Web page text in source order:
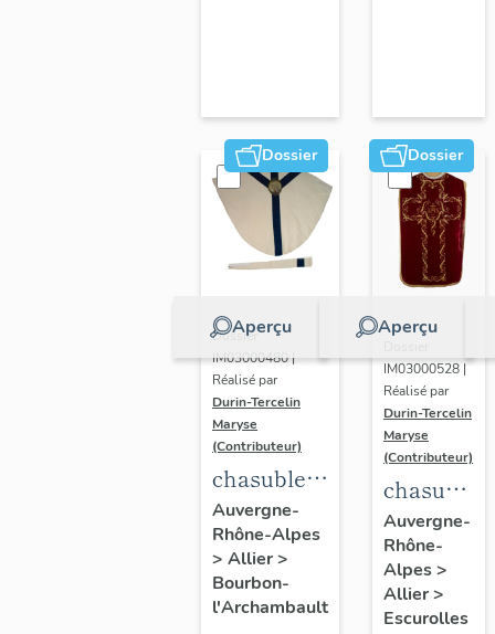
Dossier
Aperçu
Dossier
IM03000480 |
Réalisé par
Durin-Tercelin
Maryse
(Contributeur)
chasuble,
étole,
ornement
blanc n°2
Auvergne-
Rhône-Alpes
> Allier>
Bourbon-
l'Archambault
Dossier
Aperçu
IM03000528 |
Réalisé par
Durin-Tercelin
Maryse
(Contributeur)
chasuble,
étole,
manipule,
voile de
calice,
Auvergne-
Rhône-
Alpes>
Allier>
Escurolles